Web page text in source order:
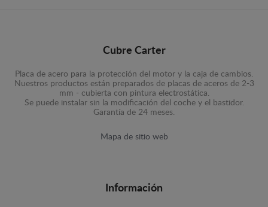
Cubre Carter
Placa de acero para la protección del motor y la caja de cambios.
Nuestros productos están preparados de placas de aceros de 2-3
mm - cubierta con pintura electrostática.
Se puede instalar sin la modificación del coche y el bastidor.
Garantía de 24 meses.
Mapa de sitio web
Información